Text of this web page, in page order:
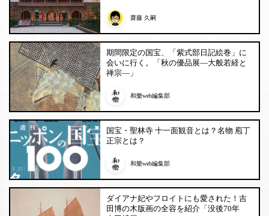
齋藤 久嗣
期間限定の国宝、「紫式部日記絵巻」に
会いに行く。「秋の優品展―大般若経と
禅宗―」
和樂web編集部
国宝・聖林寺 十一面観音とは？名物 庖丁
正宗とは？
和樂web編集部
ダイアナ妃やフロイトにも愛された！吉
田博の木版画の全容を紹介「没後70年